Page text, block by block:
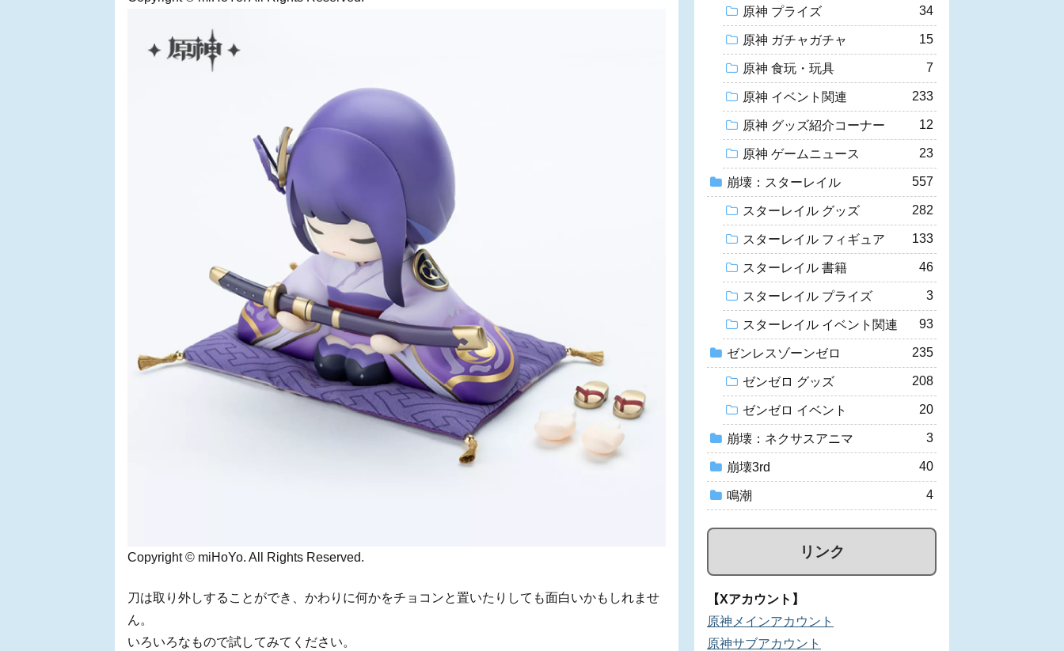
Copyright © miHoYo. All Rights Reserved.
刀は取り外しすることができ、かわりに何かをチョコンと置いたりしても面白いかもしれませ
ん。
いろいろなもので試してみてください。
原神 プライズ 34
原神 ガチャガチャ 15
原神 食玩・玩具 7
原神 イベント関連 233
原神 グッズ紹介コーナー 12
原神 ゲームニュース 23
崩壊：スターレイル 557
スターレイル グッズ 282
スターレイル フィギュア 133
スターレイル 書籍 46
スターレイル プライズ 3
スターレイル イベント関連 93
ゼンレスゾーンゼロ 235
ゼンゼロ グッズ 208
ゼンゼロ イベント 20
崩壊：ネクサスアニマ 3
崩壊3rd 40
鳴潮 4
リンク
【Xアカウント】
原神メインアカウント
原神サブアカウント